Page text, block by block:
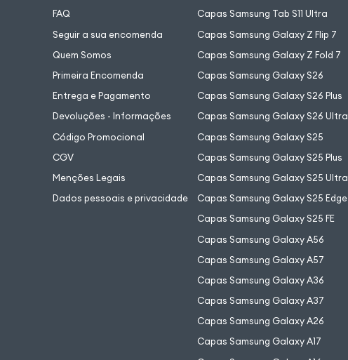
FAQ
Seguir a sua encomenda
Quem Somos
Primeira Encomenda
Entrega e Pagamento
Devoluções - Informações
Código Promocional
CGV
Menções Legais
Dados pessoais e privacidade
Capas Samsung Tab S11 Ultra
Capas Samsung Galaxy Z Flip 7
Capas Samsung Galaxy Z Fold 7
Capas Samsung Galaxy S26
Capas Samsung Galaxy S26 Plus
Capas Samsung Galaxy S26 Ultra
Capas Samsung Galaxy S25
Capas Samsung Galaxy S25 Plus
Capas Samsung Galaxy S25 Ultra
Capas Samsung Galaxy S25 Edge
Capas Samsung Galaxy S25 FE
Capas Samsung Galaxy A56
Capas Samsung Galaxy A57
Capas Samsung Galaxy A36
Capas Samsung Galaxy A37
Capas Samsung Galaxy A26
Capas Samsung Galaxy A17